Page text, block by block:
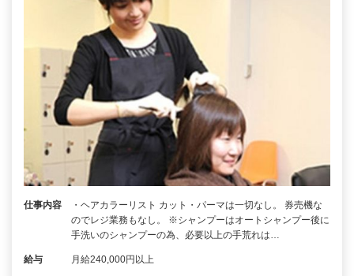
仕事内容
・ヘアカラーリスト カット・パーマは一切なし。 券売機な
のでレジ業務もなし。 ※シャンプーはオートシャンプー後に
手洗いのシャンプーの為、必要以上の手荒れは…
給与 月給240,000円以上